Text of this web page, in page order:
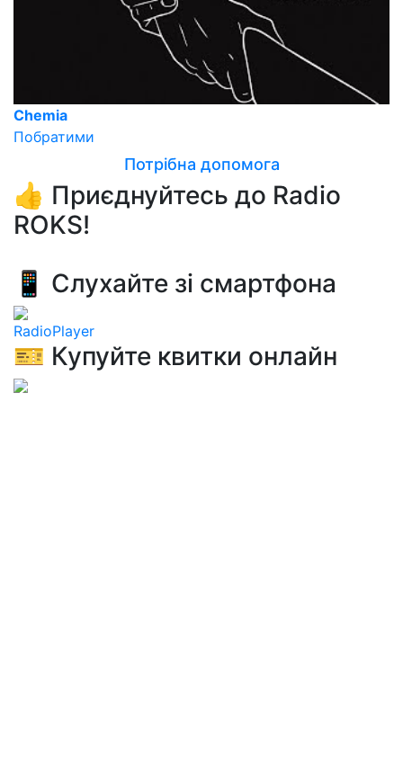
Chemia
Побратими
Потрібна допомога
👍 Приєднуйтесь до Radio
ROKS!
📱 Слухайте зі смартфона
RadioPlayer
🎫 Купуйте квитки онлайн